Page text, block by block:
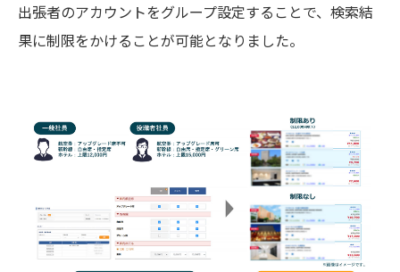
出張者のアカウントをグループ設定することで、検索結
果に制限をかけることが可能となりました。